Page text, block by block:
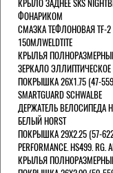
КРЫЛО ЗАДНЕЕ SKS
ФОНАРИКОМ
СМАЗКА ТЕФЛОНОВАЯ TF-2
150МЛWELDTITE
КРЫЛЬЯ ПОЛНОРАЗМЕРНЫЕ
ЗЕРКАЛО
ПОКРЫШКА 26X1.75 (47-559)
SMARTGUARD SCHWALBE
ДЕРЖАТЕЛЬ ВЕЛОCИПЕДА
БЕЛЫЙ HORST
ПОКРЫШКА 29X2.25 (57-
PERFORMANCE. HS499. RG.
КРЫЛЬЯ ПОЛНОРАЗМЕРНЫЕ